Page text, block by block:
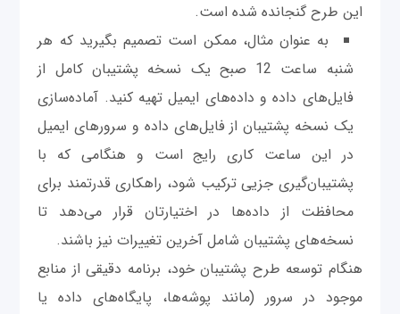
این طرح گنجانده شده است.
به عنوان مثال، ممکن است تصمیم بگیرید که هر
شنبه ساعت 12 صبح یک نسخه پشتیبان کامل از
فایل‌های داده و داده‌های ایمیل تهیه کنید. آماده‌سازی
یک نسخه پشتیبان از فایل‌های داده و سرورهای ایمیل
در این ساعت کاری رایج است و هنگامی که با
پشتیبان‌گیری جزیی ترکیب شود، راهکاری قدرتمند برای
محافظت از داده‌ها در اختیارتان قرار می‌دهد تا
نسخه‌های پشتیبان شامل آخرین تغییرات نیز باشند.
هنگام توسعه طرح پشتیبان خود، برنامه دقیقی از منابع
موجود در سرور (مانند پوشه‌ها، پایگاه‌های داده یا